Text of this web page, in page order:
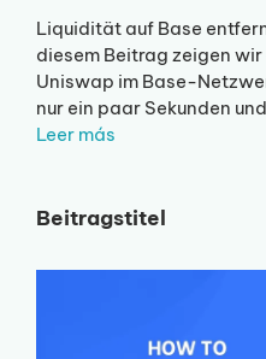
Liquidität auf Base
diesem Beitrag zeigen
Uniswap im Base-
nur ein paar Sekunden
Leer más
Beitragstitel